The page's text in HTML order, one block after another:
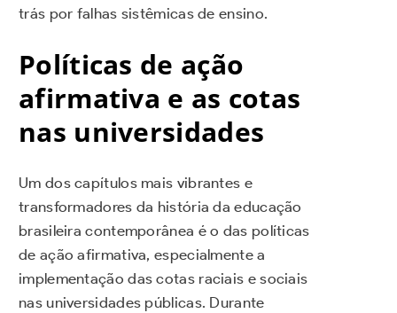
trás por falhas sistêmicas de ensino.
Políticas de ação
afirmativa e as cotas
nas universidades
Um dos capítulos mais vibrantes e
transformadores da história da educação
brasileira contemporânea é o das políticas
de ação afirmativa, especialmente a
implementação das cotas raciais e sociais
nas universidades públicas. Durante